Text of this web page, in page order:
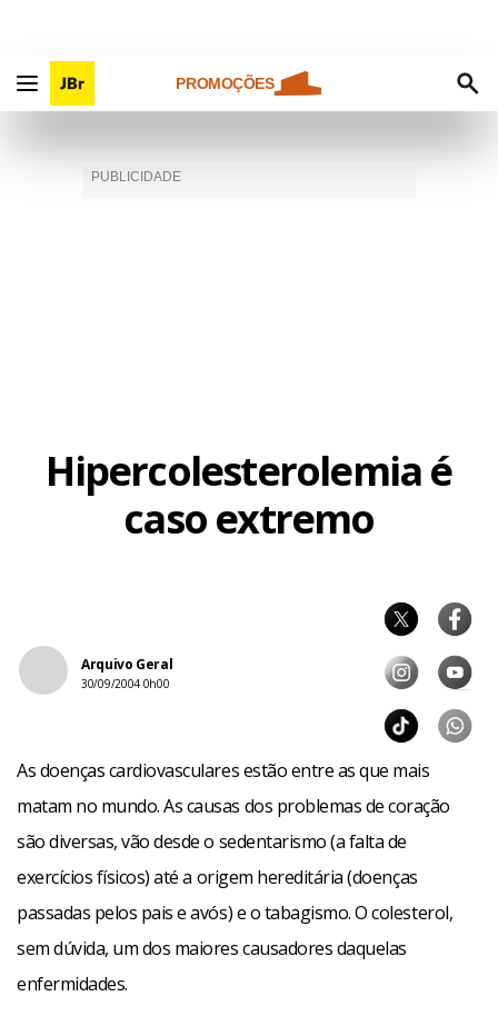
PROMOÇÕES
Hipercolesterolemia é
caso extremo
Arquivo Geral
30/09/2004 0h00
As doenças cardiovasculares estão entre as que mais
matam no mundo. As causas dos problemas de coração
são diversas, vão desde o sedentarismo (a falta de
exercícios físicos) até a origem hereditária (doenças
passadas pelos pais e avós) e o tabagismo. O colesterol,
sem dúvida, um dos maiores causadores daquelas
enfermidades.